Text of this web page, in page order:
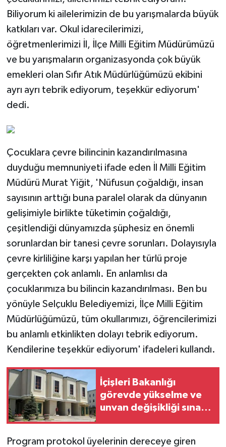
Biliyorum ki ailelerimizin de bu yarışmalarda büyük
katkıları var. Okul idarecilerimizi,
öğretmenlerimizi İl, İlçe Milli Eğitim Müdürümüzü
ve bu yarışmaların organizasyonda çok büyük
emekleri olan Sıfır Atık Müdürlüğümüzü ekibini
ayrı ayrı tebrik ediyorum, teşekkür ediyorum'
dedi.
Çocuklara çevre bilincinin kazandırılmasına
duyduğu memnuniyeti ifade eden İl Milli Eğitim
Müdürü Murat Yiğit, 'Nüfusun çoğaldığı, insan
sayısının arttığı buna paralel olarak da dünyanın
gelişimiyle birlikte tüketimin çoğaldığı,
çeşitlendiği dünyamızda şüphesiz en önemli
sorunlardan bir tanesi çevre sorunları. Dolayısıyla
çevre kirliliğine karşı yapılan her türlü proje
gerçekten çok anlamlı. En anlamlısı da
çocuklarımıza bu bilincin kazandırılması. Ben bu
yönüyle Selçuklu Belediyemizi, İlçe Milli Eğitim
Müdürlüğümüzü, tüm okullarımızı, öğrencilerimizi
bu anlamlı etkinlikten dolayı tebrik ediyorum.
Kendilerine teşekkür ediyorum' ifadeleri kullandı.
İçişleri Bakanlığı
görevde yükselme ve
unvan değişikliği sınavı
Program protokol üyelerinin dereceye giren